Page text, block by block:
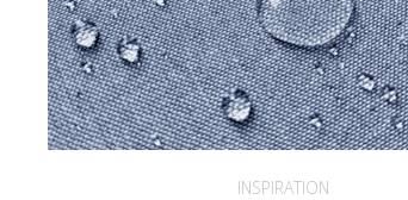
INSPIRATION